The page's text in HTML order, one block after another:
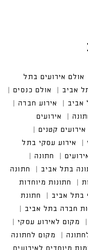
אולם אירועים בתל
אביב
אולם כנסים
אביב
אירוע חברה
אירועים
אירועים קטנים
אירוע עסקי בתל
חתונה
בתל אביב
חתונה
חתונות מיוחדות
בתל אביב
חתונת
חברה בתל אביב
מקום לאירוע עסקי
מקום לחתונה
מיוחדים לאירועים